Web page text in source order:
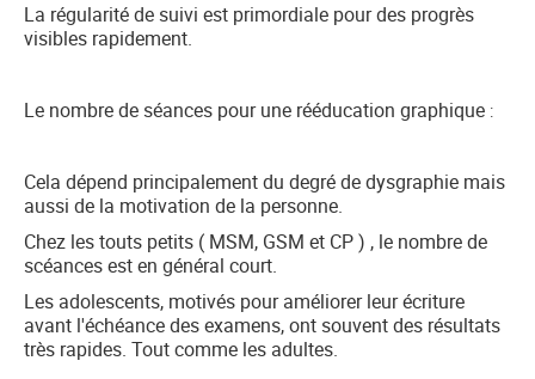
La régularité de suivi est primordiale pour des progrès
visibles rapidement.
Le nombre de séances pour une rééducation graphique :
Cela dépend principalement du degré de dysgraphie mais
aussi de la motivation de la personne.
Chez les touts petits ( MSM, GSM et CP ) , le nombre de
scéances est en général court.
Les adolescents, motivés pour améliorer leur écriture
avant l'échéance des examens, ont souvent des résultats
très rapides. Tout comme les adultes.